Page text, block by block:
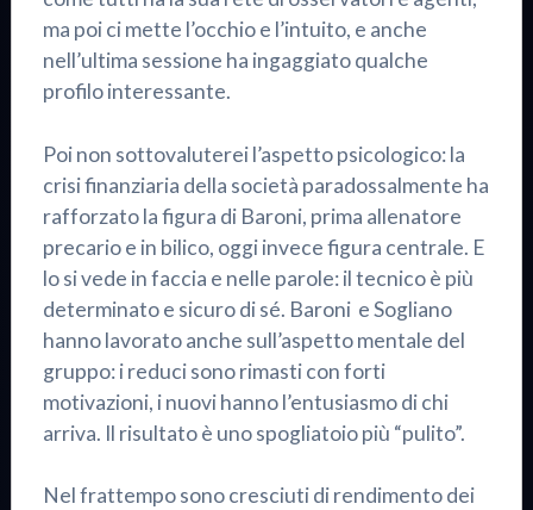
ma poi ci mette l’occhio e l’intuito, e anche
nell’ultima sessione ha ingaggiato qualche
profilo interessante.
Poi non sottovaluterei l’aspetto psicologico: la
crisi finanziaria della società paradossalmente ha
rafforzato la figura di Baroni, prima allenatore
precario e in bilico, oggi invece figura centrale. E
lo si vede in faccia e nelle parole: il tecnico è più
determinato e sicuro di sé. Baroni e Sogliano
hanno lavorato anche sull’aspetto mentale del
gruppo: i reduci sono rimasti con forti
motivazioni, i nuovi hanno l’entusiasmo di chi
arriva. Il risultato è uno spogliatoio più “pulito”.
Nel frattempo sono cresciuti di rendimento dei